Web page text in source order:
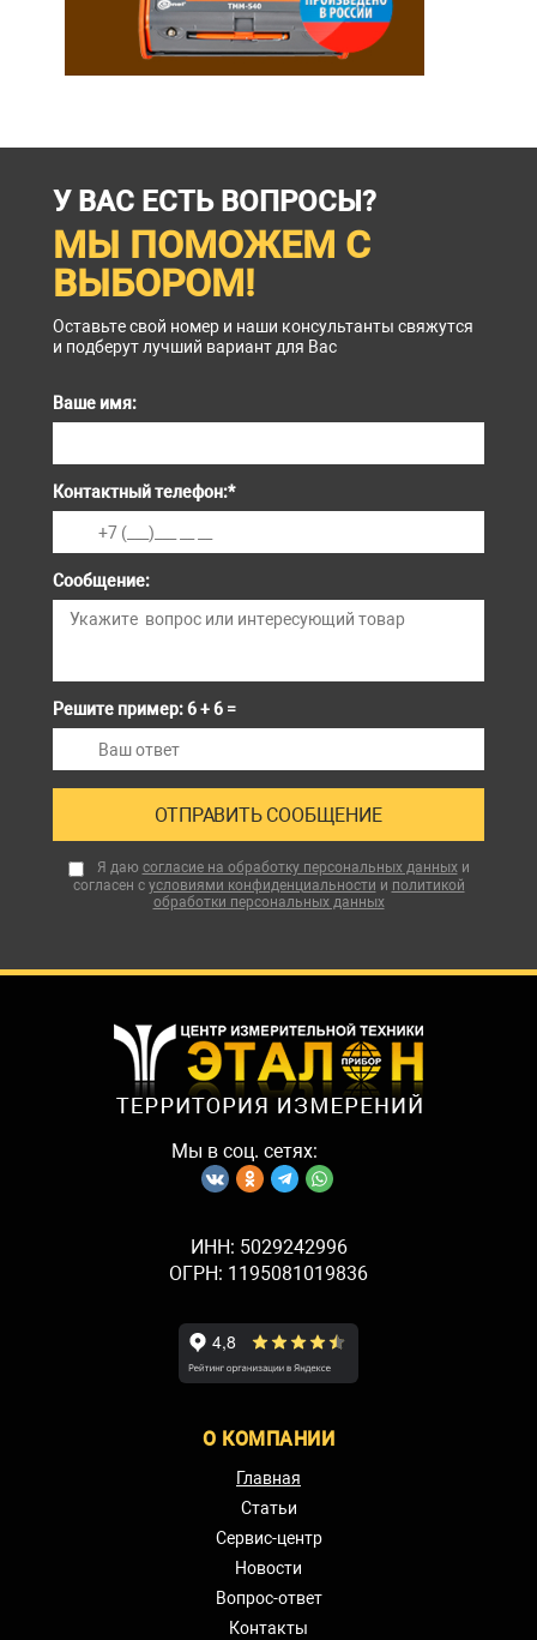
У ВАС ЕСТЬ ВОПРОСЫ?
МЫ ПОМОЖЕМ С
ВЫБОРОМ!
Оставьте свой номер и наши консультанты свяжутся
и подберут лучший вариант для Вас
Ваше имя:
Контактный телефон:*
Сообщение:
Решите пример: 6 + 6 =
Я даю согласие на обработку персональных данныхи
согласен с условиями конфиденциальности и политикой
обработки персональных данных
Мы в соц. сетях:
ИНН: 5029242996
ОГРН: 1195081019836
О КОМПАНИИ
Главная
Статьи
Сервис-центр
Новости
Вопрос-ответ
Контакты